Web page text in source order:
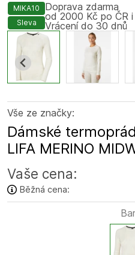
MIKA10
Sleva
Vše ze značky:
Dámské
LIFA MERINO
Vaše cena:
Běžná cena:
Doprava zdarma
od 2000 Kč po ČR i
Vrácení do 30 dnů